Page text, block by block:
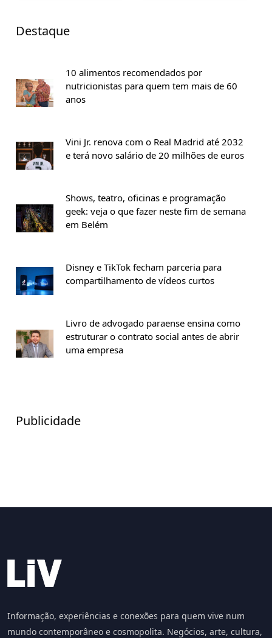
Destaque
10 alimentos recomendados por
nutricionistas para quem tem mais de 60
anos
Vini Jr. renova com o Real Madrid até 2032
e terá novo salário de 20 milhões de euros
Shows, teatro, oficinas e programação
geek: veja o que fazer neste fim de semana
em Belém
Disney e TikTok fecham parceria para
compartilhamento de vídeos curtos
Livro de advogado paraense ensina como
estruturar o contrato social antes de abrir
uma empresa
Publicidade
Informação, experiências e conexões para quem vive num
mundo contemporâneo e cosmopolita. Negócios, arte, cultura,